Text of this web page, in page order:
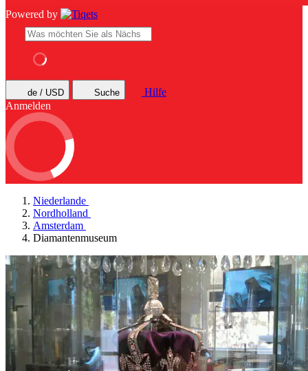
Powered by
de / USD Suche
Hilfe
Anmelden
Niederlande
Nordholland
Amsterdam
Diamantenmuseum